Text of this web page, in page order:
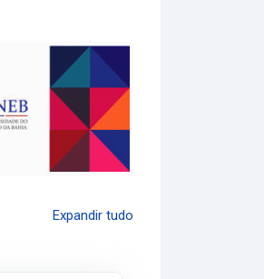
Expandir tudo